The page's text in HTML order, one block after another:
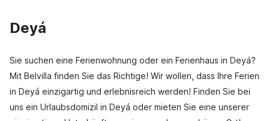
Deyá
Sie suchen eine Ferienwohnung oder ein Ferienhaus in Deyá?
Mit Belvilla finden Sie das Richtige! Wir wollen, dass Ihre Ferien
in Deyá einzigartig und erlebnisreich werden! Finden Sie bei
uns ein Urlaubsdomizil in Deyá oder mieten Sie eine unserer